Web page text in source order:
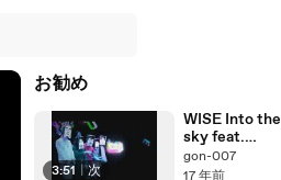
お勧め
3:51 | 次
WISE Into the
sky feat.
BEAT
CRUSADERS
gon-007